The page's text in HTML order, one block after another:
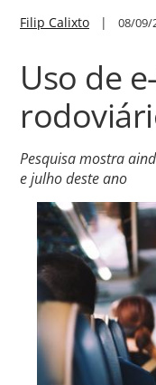
Filip Calixto | 08/09/
Uso de
Pesquisa mostra
e julho deste ano